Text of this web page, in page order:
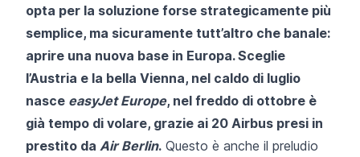
opta per la soluzione forse strategicamente più
semplice, ma sicuramente tutt’altro che banale:
aprire una nuova base in Europa. Sceglie
l’Austria e la bella Vienna, nel caldo di luglio
nasce easyJet Europe, nel freddo di ottobre è
già tempo di volare, grazie ai 20 Airbus presi in
prestito da Air Berlin. Questo è anche il preludio